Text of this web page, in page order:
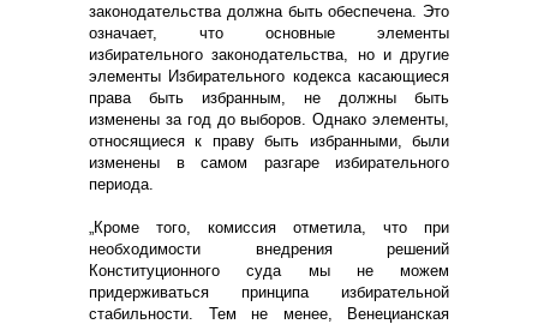
законодательства должна быть обеспечена. Это
означает, что основные элементы
избирательного законодательства, но и другие
элементы Избирательного кодекса касающиеся
права быть избранным, не должны быть
изменены за год до выборов. Однако элементы,
относящиеся к праву быть избранными, были
изменены в самом разгаре избирательного
периода.
„Кроме того, комиссия отметила, что при
необходимости внедрения решений
Конституционного суда мы не можем
придерживаться принципа избирательной
стабильности. Тем не менее, Венецианская